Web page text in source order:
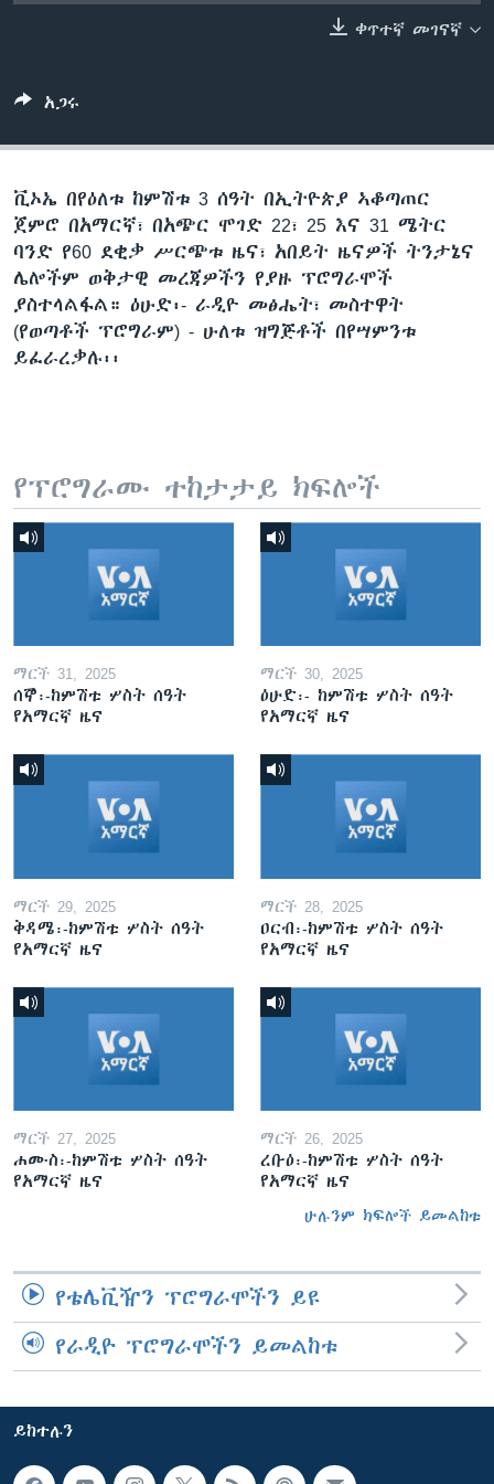
ቀጥተኛ መገናኛ
አጋሩ
ቪኦኤ በየዕለቱ ከምሽቱ 3 ሰዓት በኢትዮጵያ ኣቆጣጠር
ጀምሮ በአማርኛ፣ በአጭር ሞገድ 22፣ 25 እና 31 ሜትር
ባንድ የ60 ደቂቃ ሥርጭቱ ዜና፣ አበይት ዜናዎች ትንታኔና
ሌሎችም ወቅታዊ መረጃዎችን የያዙ ፕሮግራሞች
ያስተላልፋል። ዕሁድ፡- ራዲዮ መፅሔት፣ መስተዋት
(የወጣቶች ፕሮግራም) - ሁለቱ ዝግጅቶች በየሣምንቱ
ይፈራረቃሉ፡፡
የፕሮግራሙ ተከታታይ ክፍሎች
ማርች 31, 2025
ሰኞ፡-ከምሽቱ ሦስት ሰዓት
የአማርኛ ዜና
ማርች 30, 2025
ዕሁድ፡- ከምሽቱ ሦስት ሰዓት
የአማርኛ ዜና
ማርች 29, 2025
ቅዳሜ፡-ከምሽቱ ሦስት ሰዓት
የአማርኛ ዜና
ማርች 28, 2025
ዐርብ፡-ከምሽቱ ሦስት ሰዓት
የአማርኛ ዜና
ማርች 27, 2025
ሐሙስ፡-ከምሽቱ ሦስት ሰዓት
የአማርኛ ዜና
ማርች 26, 2025
ረቡዕ፡-ከምሽቱ ሦስት ሰዓት
የአማርኛ ዜና
ሁሉንም ክፍሎች ይመልከቱ
የቴሌቪዥን ፕሮግራሞችን ይዩ
የራዲዮ ፕሮግራሞችን ይመልከቱ
ይከተሉን